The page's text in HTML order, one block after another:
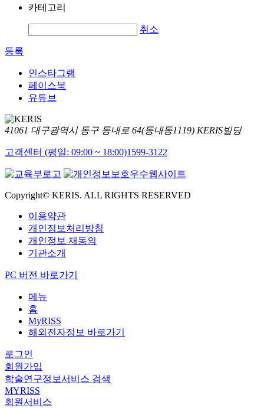
카테고리
취소
등록
인스타그램
페이스북
유튜브
41061 대구광역시 동구 동내로 64(동내동1119) KERIS빌딩
고객센터 (평일: 09:00 ~ 18:00)1599-3122
Copyright© KERIS. ALL RIGHTS RESERVED
이용약관
개인정보처리방침
개인정보 재동의
기관소개
PC 버전 바로가기
메뉴
홈
MyRISS
해외전자정보 바로가기
로그인
회원가입
학술연구정보서비스 검색
MYRISS
회원서비스